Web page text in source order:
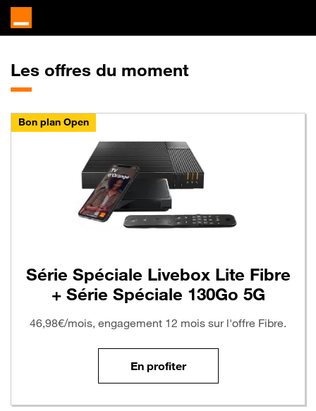
Les offres du moment
Bon plan Open
Série Spéciale Livebox Lite Fibre
+ Série Spéciale 130Go 5G
46,98€/mois, engagement 12 mois sur l'offre Fibre.
En profiter